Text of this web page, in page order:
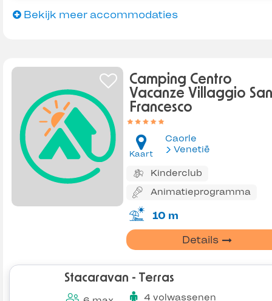
Bekijk meer accommodaties
Camping Centro
Vacanze Villaggio San
Francesco
Kaart
Caorle
Venetië
Kinderclub
Animatieprogramma
10 m
Details
Stacaravan - Terras
4 volwassenen